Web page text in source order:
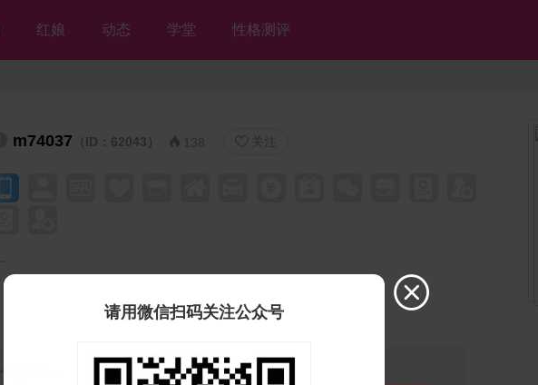
红娘 动态 学堂 性格测评
m74037 （ID：62043）  138  关注
个人独白：

请用微信扫码关注公众号